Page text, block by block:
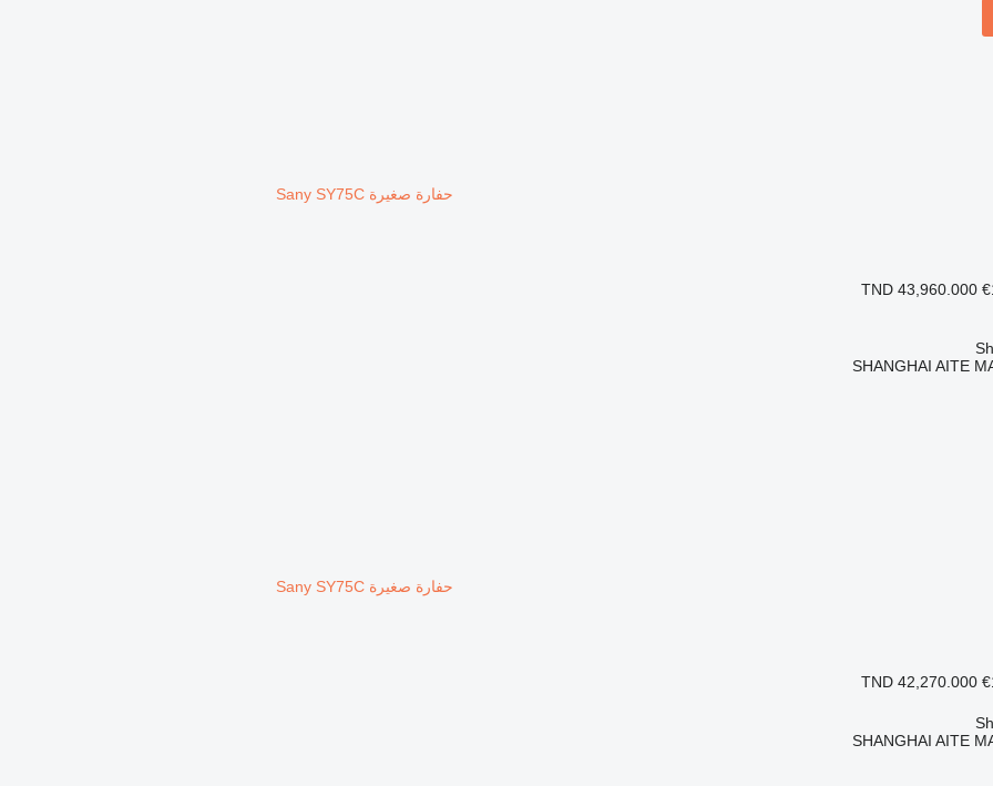
حفارة صغيرة Sany SY75C
TND 43,960.000
SHANGHAI AITE
حفارة صغيرة Sany SY75C
TND 42,270.000
SHANGHAI AITE